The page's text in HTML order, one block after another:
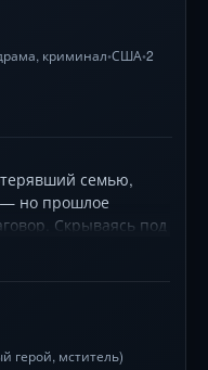
, криминал•США•2
семью,
— но прошлое
Скрываясь под
предательством
выбор на
герой, мститель)